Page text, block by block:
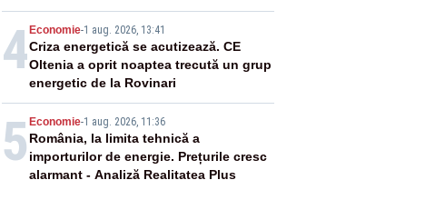
4 Economie-1 aug. 2026, 13:41
Criza energetică se acutizează. CE
Oltenia a oprit noaptea trecută un grup
energetic de la Rovinari
5 Economie-1 aug. 2026, 11:36
România, la limita tehnică a
importurilor de energie. Prețurile cresc
alarmant - Analiză Realitatea Plus